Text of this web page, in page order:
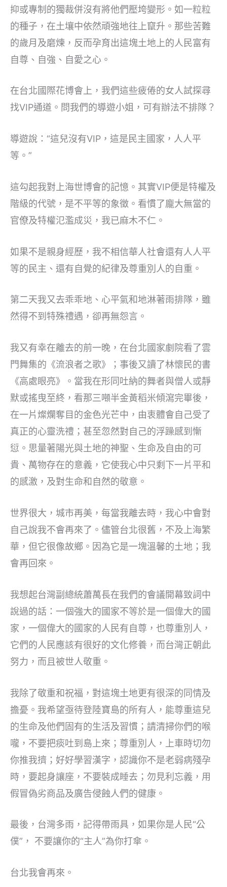
抑或專制的獨裁併沒有將他們壓垮變形。如一粒粒
的種子，在土壤中依然頑強地往上竄升。那些苦難
的歲月及磨煉，反而孕育出這塊土地上的人民富有
自尊、自強、自愛之心。
在台北國際花博會上，我們這些疲倦的女人試探尋
找VIP通道。問我們的導遊小姐，可有辦法不排隊？
導遊說：“這兒沒有VIP，這是民主國家，人人平
等。”
這勾起我對上海世博會的記憶。其實VIP便是特權及
階級的代號，是不平等的象徵。看慣了龐大無當的
官僚及特權氾濫成災，我已麻木不仁。
如果不是親身經歷，我不相信華人社會還有人人平
等的民主、還有自覺的紀律及尊重別人的自重。
第二天我又去乖乖地、心平氣和地淋著雨排隊，雖
然得不到特殊禮遇，卻再無怨言。
我又有幸在離去的前一晚，在台北國家劇院看了雲
門舞集的《流浪者之歌》；事後又讀了林懷民的書
《高處眼亮》。當我在形同吐納的舞者與僧人或靜
默或搖曳至終，看那三噸半金黃稻米傾瀉完畢後，
在一片燦爛奪目的金色光芒中，由衷體會自己受了
真正的心靈洗禮；甚至忽然對自己的浮躁感到慚
愆。思量著陽光與土地的神聖、生命及自由的可
貴、萬物存在的意義，它使我心中只剩下一片平和
的感激，及對生命和自然的敬意。
世界很大，城市再美，每當我離去時，我心中會對
自己說我不會再來了。儘管台北很舊，不及上海繁
華，但它很像故鄉。因為它是一塊溫馨的土地；我
會再回來。
我想起台灣副總統蕭萬長在我們的會議開幕致詞中
說過的話：一個強大的國家不等於是一個偉大的國
家，一個偉大的國家的人民有自尊，也尊重別人，
它們的人民應該有很好的文化修養，而台灣正朝此
努力，而且被世人敬重。
我除了敬重和祝福，對這塊土地更有很深的同情及
擔憂。我希望亟待登陸寶島的所有人，能尊重這兒
的生命及他們固有的生活及習慣；請清掃你們的喉
嚨，不要把痰吐到島上來；尊重別人，上車時切勿
你推我擠；好好學習漢字，認識你不是老弱病殘孕
時，要起身讓座，不要裝成睡去；勿見利忘義，用
假冒偽劣商品及廣告侵蝕人們的健康。
最後，台灣多雨，記得帶雨具，如果你是人民“公
僕”， 不要讓你的“主人”為你打傘。
台北我會再來。